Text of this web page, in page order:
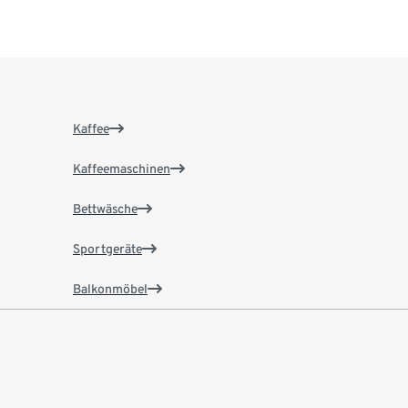
Kaffee
Kaffeemaschinen
Bettwäsche
Sportgeräte
Balkonmöbel